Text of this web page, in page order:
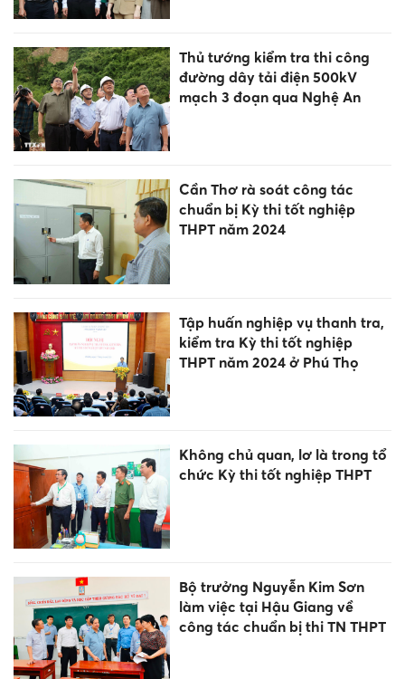
Thủ tướng kiểm tra thi công
đường dây tải điện 500kV
mạch 3 đoạn qua Nghệ An
Cần Thơ rà soát công tác
chuẩn bị Kỳ thi tốt nghiệp
THPT năm 2024
Tập huấn nghiệp vụ thanh tra,
kiểm tra Kỳ thi tốt nghiệp
THPT năm 2024 ở Phú Thọ
Không chủ quan, lơ là trong tổ
chức Kỳ thi tốt nghiệp THPT
Bộ trưởng Nguyễn Kim Sơn
làm việc tại Hậu Giang về
công tác chuẩn bị thi TN THPT